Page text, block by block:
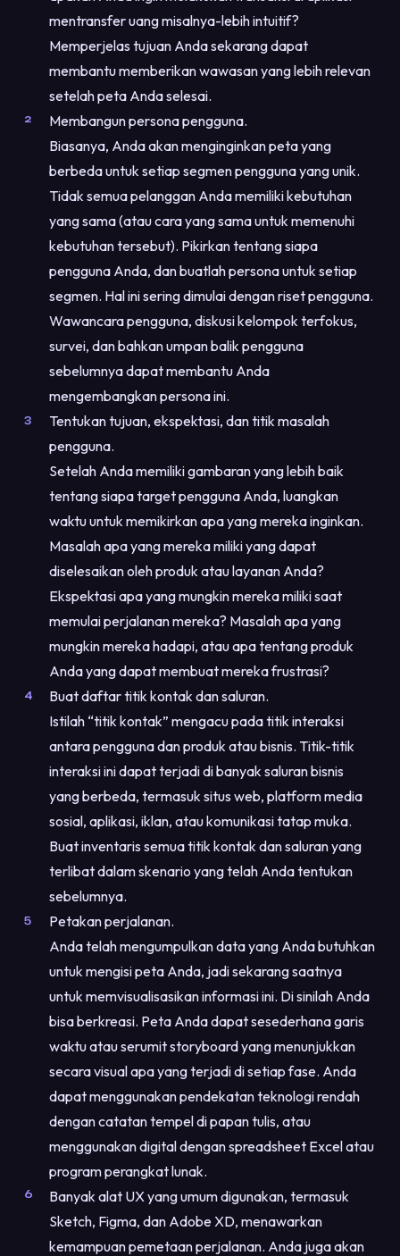
mentransfer uang misalnya-lebih intuitif?
Memperjelas tujuan Anda sekarang dapat
membantu memberikan wawasan yang lebih relevan
setelah peta Anda selesai.
Membangun persona pengguna.
Biasanya, Anda akan menginginkan peta yang
berbeda untuk setiap segmen pengguna yang unik.
Tidak semua pelanggan Anda memiliki kebutuhan
yang sama (atau cara yang sama untuk memenuhi
kebutuhan tersebut). Pikirkan tentang siapa
pengguna Anda, dan buatlah persona untuk setiap
segmen. Hal ini sering dimulai dengan riset pengguna.
Wawancara pengguna, diskusi kelompok terfokus,
survei, dan bahkan umpan balik pengguna
sebelumnya dapat membantu Anda
mengembangkan persona ini.
Tentukan tujuan, ekspektasi, dan titik masalah
pengguna.
Setelah Anda memiliki gambaran yang lebih baik
tentang siapa target pengguna Anda, luangkan
waktu untuk memikirkan apa yang mereka inginkan.
Masalah apa yang mereka miliki yang dapat
diselesaikan oleh produk atau layanan Anda?
Ekspektasi apa yang mungkin mereka miliki saat
memulai perjalanan mereka? Masalah apa yang
mungkin mereka hadapi, atau apa tentang produk
Anda yang dapat membuat mereka frustrasi?
Buat daftar titik kontak dan saluran.
Istilah “titik kontak” mengacu pada titik interaksi
antara pengguna dan produk atau bisnis. Titik-titik
interaksi ini dapat terjadi di banyak saluran bisnis
yang berbeda, termasuk situs web, platform media
sosial, aplikasi, iklan, atau komunikasi tatap muka.
Buat inventaris semua titik kontak dan saluran yang
terlibat dalam skenario yang telah Anda tentukan
sebelumnya.
Petakan perjalanan.
Anda telah mengumpulkan data yang Anda butuhkan
untuk mengisi peta Anda, jadi sekarang saatnya
untuk memvisualisasikan informasi ini. Di sinilah Anda
bisa berkreasi. Peta Anda dapat sesederhana garis
waktu atau serumit storyboard yang menunjukkan
secara visual apa yang terjadi di setiap fase. Anda
dapat menggunakan pendekatan teknologi rendah
dengan catatan tempel di papan tulis, atau
menggunakan digital dengan spreadsheet Excel atau
program perangkat lunak.
Banyak alat UX yang umum digunakan, termasuk
Sketch, Figma, dan Adobe XD, menawarkan
kemampuan pemetaan perjalanan. Anda juga akan